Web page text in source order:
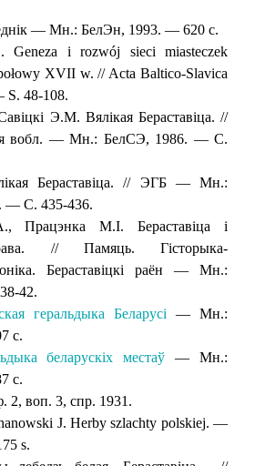
— Мн.: БелЭн, 1993. — 620 с.
Geneza i rozwój sieci miasteczek
XVII w. // Acta Baltico-Slavica
48-108.
Э.М. Вялікая Бераставіца. //
вобл. — Мн.: БелСЭ, 1986. — С.
Бераставіца. // ЭГБ — Мн.:
— С. 435-436.
Працэнка М.І. Бераставіца і
// Памяць. Гісторыка-
Бераставіцкі раён — Мн.:
42.
геральдыка Беларусi — Мн.:
с.
беларускіх местаў — Мн.:
с.
2, воп. 3, спр. 1931.
J. Herby szlachty polskiej. —
s.